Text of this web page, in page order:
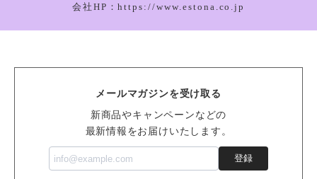
Vivacious Vegetable Pumpkin_VV6PUM
2026/03/05
会社HP：https://www.estona.co.jp
メールマガジンを受け取る
新商品やキャンペーンなどの
最新情報をお届けいたします。
登録